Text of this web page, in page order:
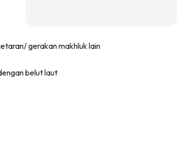
gerakan makhluk lain
belut laut